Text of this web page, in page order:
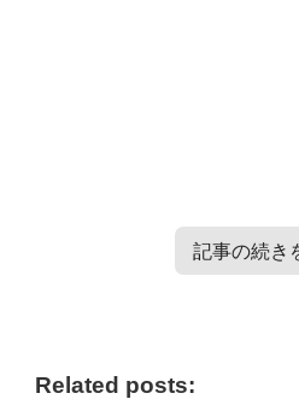
記事の続き
組情報はこちらから＞＞
Related posts: